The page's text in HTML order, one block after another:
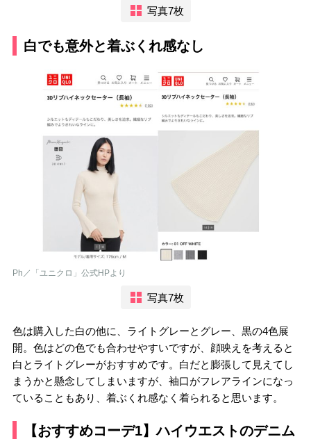
写真7枚
白でも意外と着ぶくれ感なし
Ph／「ユニクロ」公式HPより
写真7枚
色は購入した白の他に、ライトグレーとグレー、黒の4色展
開。色はどの色でも合わせやすいですが、顔映えを考えると
白とライトグレーがおすすめです。白だと膨張して見えてし
まうかと懸念してしまいますが、袖口がフレアラインになっ
ていることもあり、着ぶくれ感なく着られると思います。
【おすすめコーデ1】ハイウエストのデニム